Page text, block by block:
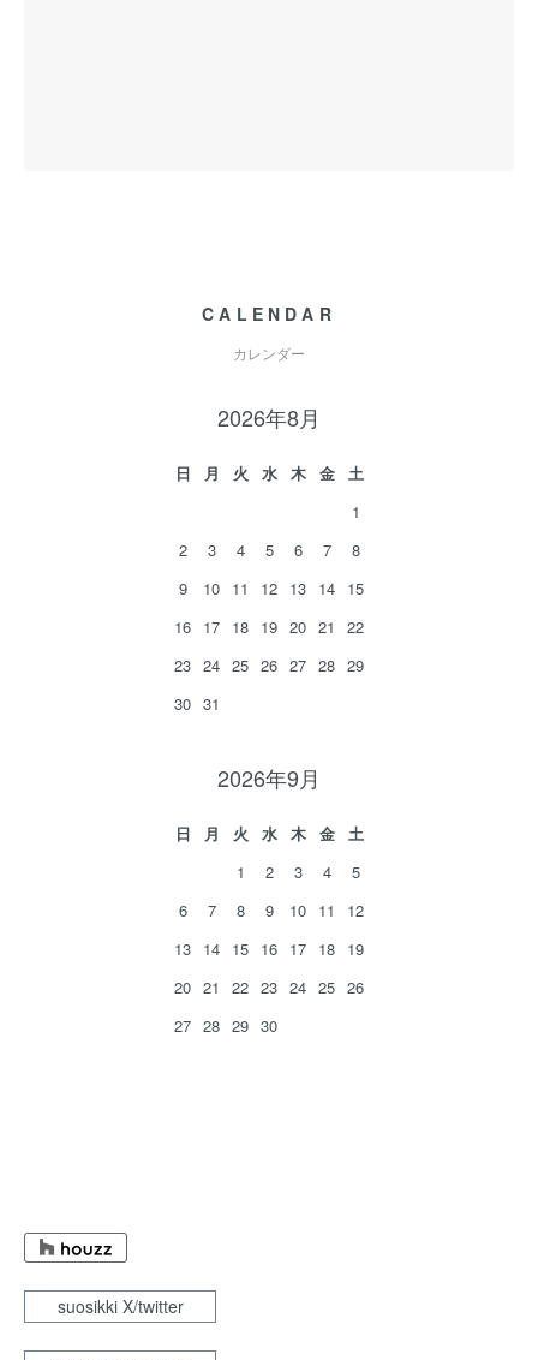
CALENDAR
カレンダー
2026年8月
日 月 火 水 木 金
土
1
2
3 4 5 6 7
8
9
10 11 12 13 14 15
16 17 18 19 20 21
22
23 24 25 26 27 28 29
30 31
2026年9月
日 月 火 水 木 金
土
1
2 3 4
5
6
7 8 9 10 11
12
13 14 15 16 17 18 19
20 21 22 23 24 25 26
27 28 29 30
suosikki X/twitter